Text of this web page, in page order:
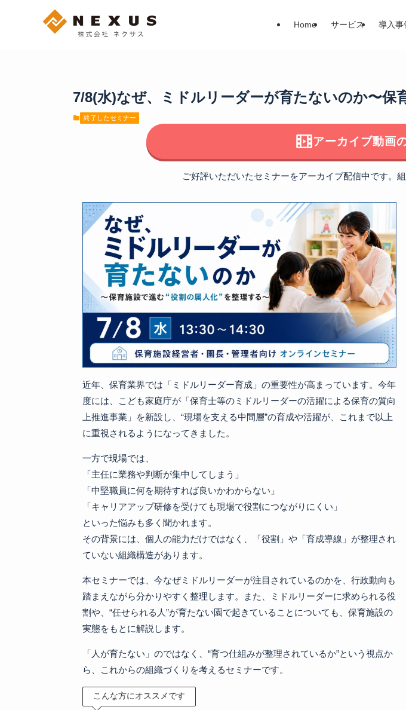
Home サービス 導入事
7/8(水)なぜ、ミドルリーダーが育たないのか〜保
終了したセミナー
アーカイブ動画
ご好評いただいたセミナーをアーカイブ配信中です。
近年、保育業界では「ミドルリーダー育成」の重要性が高まっています。今年
度には、こども家庭庁が「保育士等のミドルリーダーの活躍による保育の質向
上推進事業」を新設し、“現場を支える中間層”の育成や活躍が、これまで以上
に重視されるようになってきました。
一方で現場では、
「主任に業務や判断が集中してしまう」
「中堅職員に何を期待すれば良いかわからない」
「キャリアアップ研修を受けても現場で役割につながりにくい」
といった悩みも多く聞かれます。
その背景には、個人の能力だけではなく、「役割」や「育成導線」が整理され
ていない組織構造があります。
本セミナーでは、今なぜミドルリーダーが注目されているのかを、行政動向も
踏まえながら分かりやすく整理します。また、ミドルリーダーに求められる役
割や、“任せられる人”が育たない園で起きていることについても、保育施設の
実態をもとに解説します。
「人が育たない」のではなく、“育つ仕組みが整理されているか”という視点か
ら、これからの組織づくりを考えるセミナーです。
こんな方にオススメです